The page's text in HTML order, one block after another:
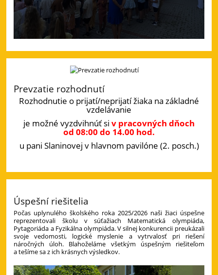
Prevzatie rozhodnutí
Rozhodnutie o prijatí/neprijatí žiaka na základné
vzdelávanie
je možné vyzdvihnúť si v pracovných dňoch
od 08:00 do 14.00 hod.
u pani Slaninovej v hlavnom pavilóne (2. posch.)
Úspešní riešitelia
Počas uplynulého školského roka 2025/2026 naši žiaci úspešne
reprezentovali školu v súťažiach Matematická olympiáda,
Pytagoriáda a Fyzikálna olympiáda. V silnej konkurencii preukázali
svoje vedomosti, logické myslenie a vytrvalosť pri riešení
náročných úloh. Blahoželáme všetkým úspešným riešiteľom
a tešíme sa z ich krásnych výsledkov.